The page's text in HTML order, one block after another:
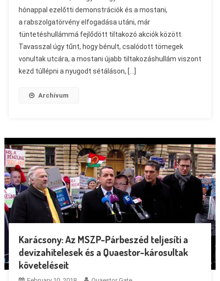
hónappal ezelőtti demonstrációk és a mostani,
a rabszolgatörvény elfogadása utáni, már
tüntetéshullámmá fejlődött tiltakozó akciók között.
Tavasszal úgy tűnt, hogy bénult, csalódott tömegek
vonultak utcára, a mostani újabb tiltakozáshullám viszont
kezd túllépni a nyugodt sétáláson, […]
Archívum
Karácsony: Az MSZP-Párbeszéd teljesíti a
devizahitelesek és a Quaestor-károsultak
követeléseit